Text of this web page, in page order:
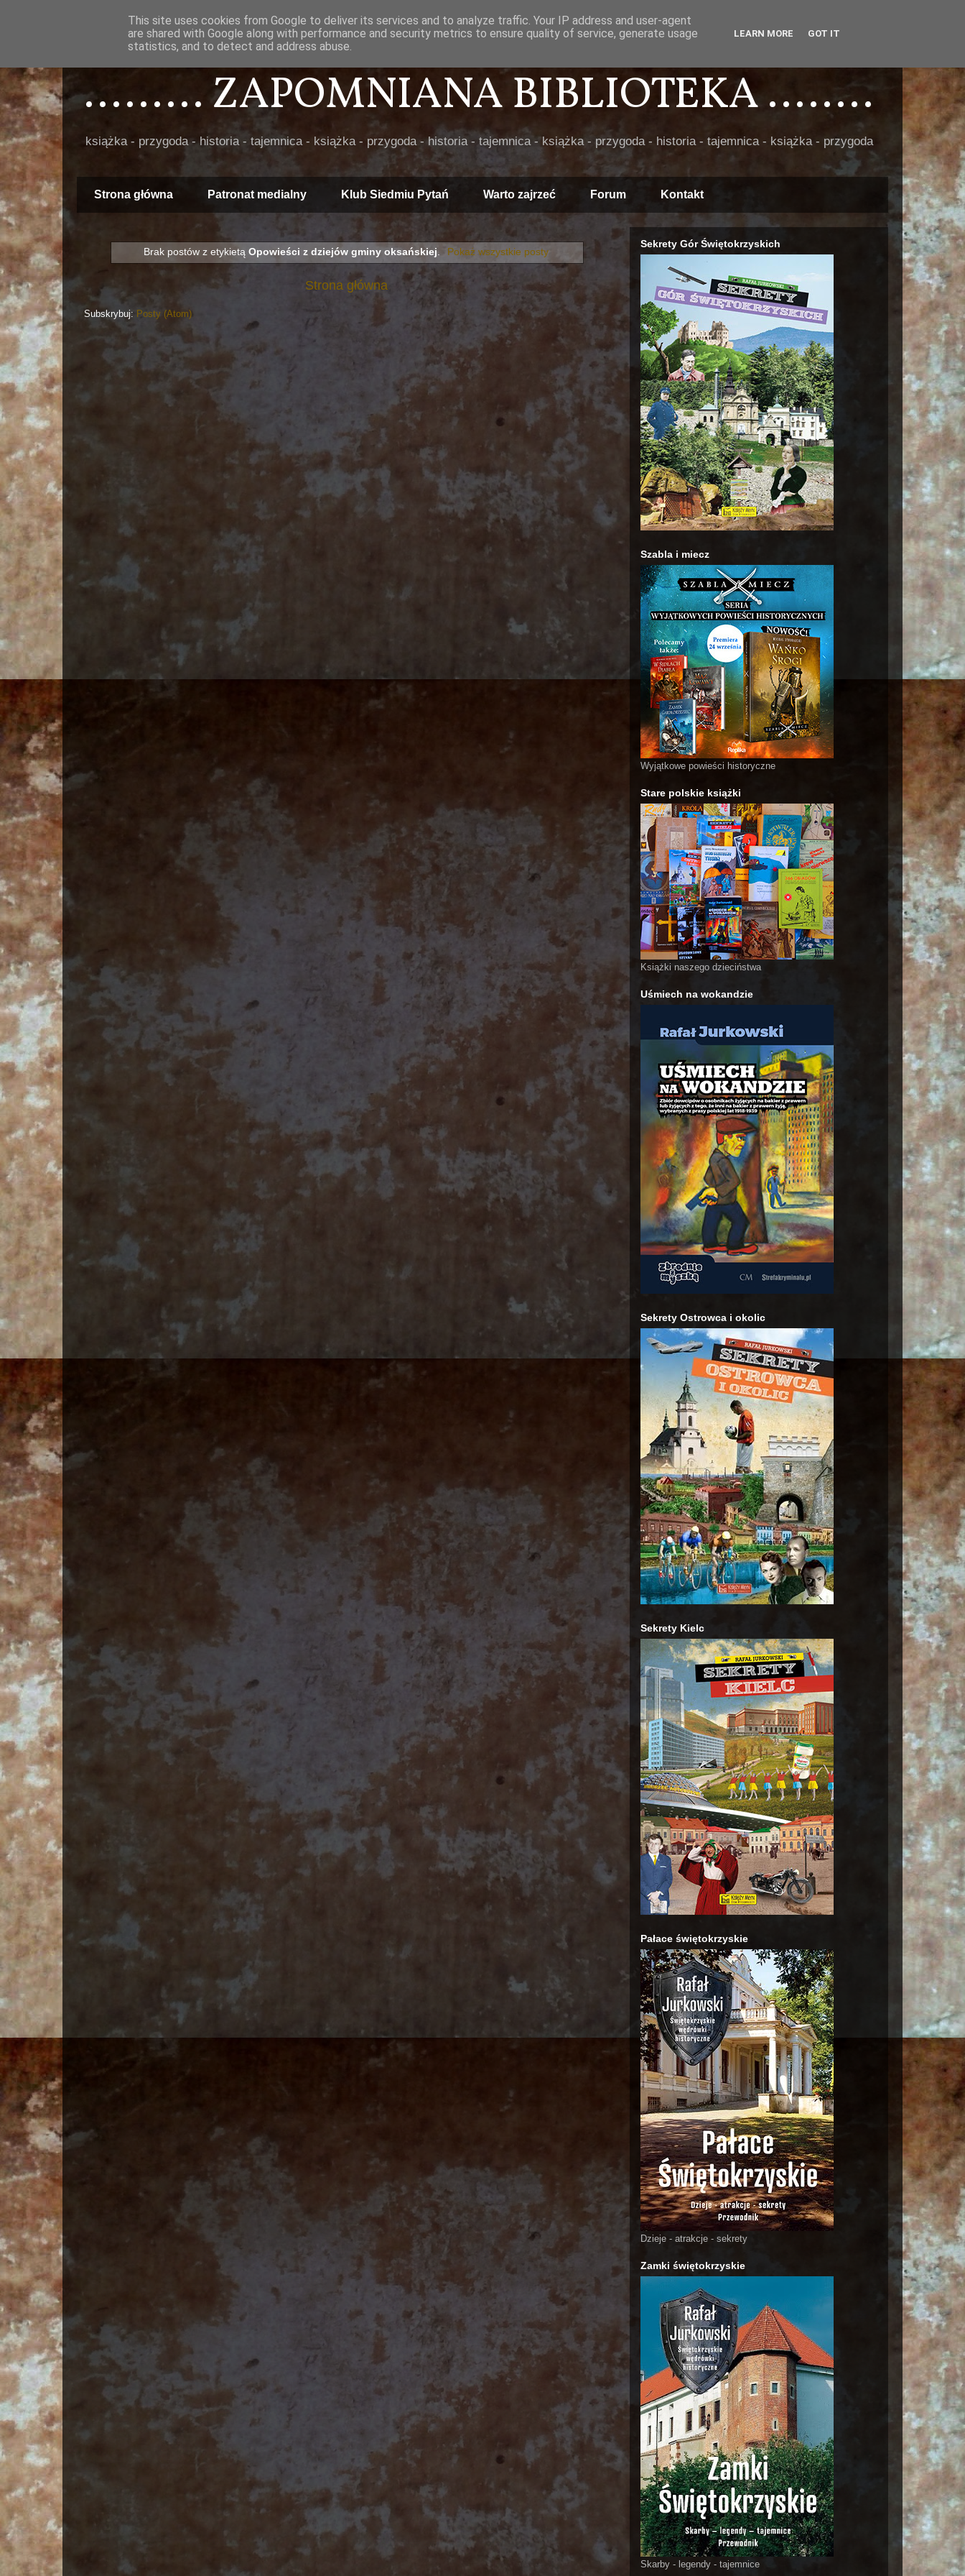
......... ZAPOMNIANA BIBLIOTEKA ........
książka - przygoda - historia - tajemnica - książka - przygoda - historia - tajemnica - książka - przygoda - historia - tajemnica - książka - przygoda
Strona główna Patronat medialny Klub Siedmiu Pytań Warto zajrzeć Forum Kontakt
Brak postów z etykietąOpowieści z dziejów gminy oksańskiej. Pokaż wszystkie posty
Strona główna
Subskrybuj: Posty (Atom)
Sekrety Gór Świętokrzyskich
Szabla i miecz
Wyjątkowe powieści historyczne
Stare polskie książki
Książki naszego dzieciństwa
Uśmiech na wokandzie
Sekrety Ostrowca i okolic
Sekrety Kielc
Pałace świętokrzyskie
Dzieje - atrakcje - sekrety
Zamki świętokrzyskie
Skarby - legendy - tajemnice
This site uses cookies from Google to deliver its services and to analyze traffic. Your IP address and user-agent
are shared with Google along with performance and security metrics to ensure quality of service, generate usage
statistics, and to detect and address abuse.
LEARN MORE GOT IT